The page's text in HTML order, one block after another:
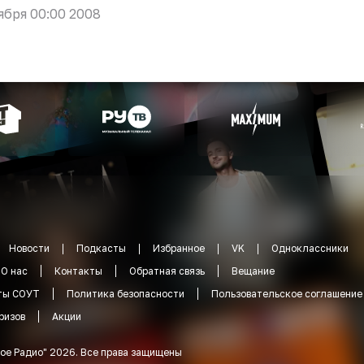
00:00 2008
Новости Подкасты Избранное VK
Одноклассники
О нас
Контакты Обратная связь
Вещание
СОУТ
Политика безопасности
Пользовательское соглашение
Акции
Радио" 2026. Все права защищены